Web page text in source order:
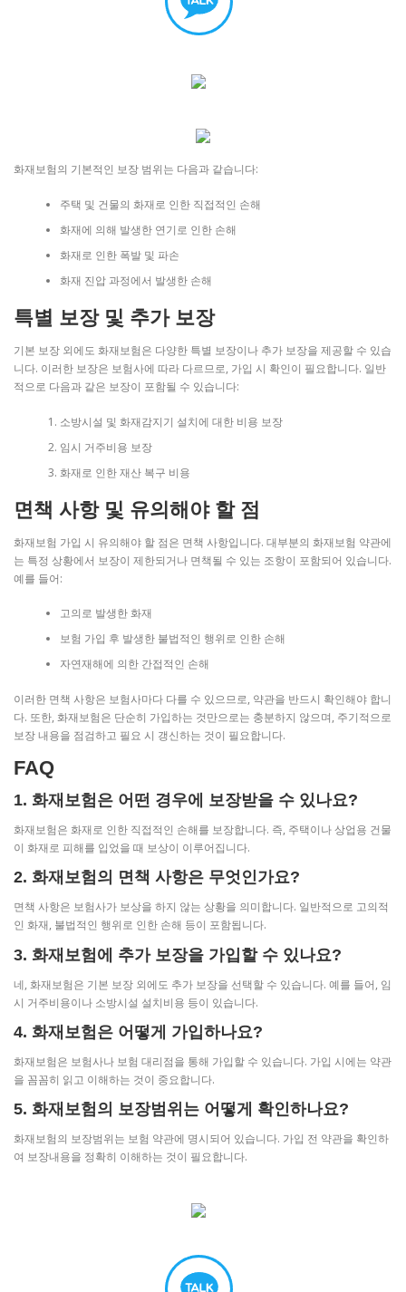
화재보험의 기본적인 보장 범위는 다음과 같습니다:
주택 및 건물의 화재로 인한 직접적인 손해
화재에 의해 발생한 연기로 인한 손해
화재로 인한 폭발 및 파손
화재 진압 과정에서 발생한 손해
특별 보장 및 추가 보장
기본 보장 외에도 화재보험은 다양한 특별 보장이나 추가 보장을 제공할 수 있습
니다. 이러한 보장은 보험사에 따라 다르므로, 가입 시 확인이 필요합니다. 일반
적으로 다음과 같은 보장이 포함될 수 있습니다:
소방시설 및 화재감지기 설치에 대한 비용 보장
임시 거주비용 보장
화재로 인한 재산 복구 비용
면책 사항 및 유의해야 할 점
화재보험 가입 시 유의해야 할 점은 면책 사항입니다. 대부분의 화재보험 약관에
는 특정 상황에서 보장이 제한되거나 면책될 수 있는 조항이 포함되어 있습니다.
예를 들어:
고의로 발생한 화재
보험 가입 후 발생한 불법적인 행위로 인한 손해
자연재해에 의한 간접적인 손해
이러한 면책 사항은 보험사마다 다를 수 있으므로, 약관을 반드시 확인해야 합니
다. 또한, 화재보험은 단순히 가입하는 것만으로는 충분하지 않으며, 주기적으로
보장 내용을 점검하고 필요 시 갱신하는 것이 필요합니다.
FAQ
1. 화재보험은 어떤 경우에 보장받을 수 있나요?
화재보험은 화재로 인한 직접적인 손해를 보장합니다. 즉, 주택이나 상업용 건물
이 화재로 피해를 입었을 때 보상이 이루어집니다.
2. 화재보험의 면책 사항은 무엇인가요?
면책 사항은 보험사가 보상을 하지 않는 상황을 의미합니다. 일반적으로 고의적
인 화재, 불법적인 행위로 인한 손해 등이 포함됩니다.
3. 화재보험에 추가 보장을 가입할 수 있나요?
네, 화재보험은 기본 보장 외에도 추가 보장을 선택할 수 있습니다. 예를 들어, 임
시 거주비용이나 소방시설 설치비용 등이 있습니다.
4. 화재보험은 어떻게 가입하나요?
화재보험은 보험사나 보험 대리점을 통해 가입할 수 있습니다. 가입 시에는 약관
을 꼼꼼히 읽고 이해하는 것이 중요합니다.
5. 화재보험의 보장범위는 어떻게 확인하나요?
화재보험의 보장범위는 보험 약관에 명시되어 있습니다. 가입 전 약관을 확인하
여 보장내용을 정확히 이해하는 것이 필요합니다.